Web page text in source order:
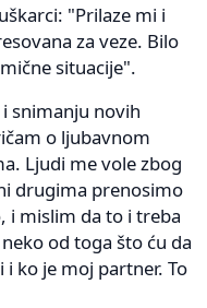
"Prilaze mi i
za veze. Bilo
situacije".
snimanju novih
o ljubavnom
Ljudi me vole zbog
drugima prenosimo
i mislim da to i treba
od toga što ću da
ko je moj partner. To